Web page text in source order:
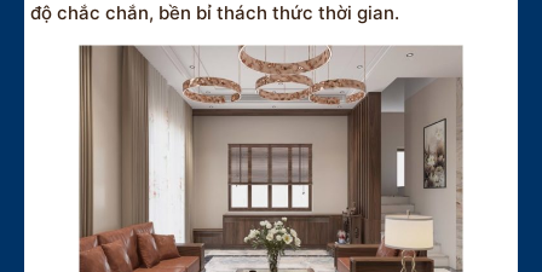
độ chắc chắn, bền bỉ thách thức thời gian.